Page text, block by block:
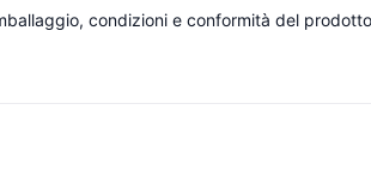
condizioni e conformità del